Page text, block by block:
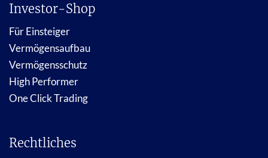
Investor-Shop
Für Einsteiger
Vermögensaufbau
Vermögensschutz
High Performer
One Click Trading
Rechtliches